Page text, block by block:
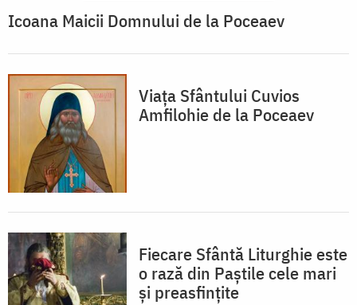
Icoana Maicii Domnului de la Poceaev
Viața Sfântului Cuvios
Amfilohie de la Poceaev
Fiecare Sfântă Liturghie este
o rază din Paștile cele mari
și preasfințite